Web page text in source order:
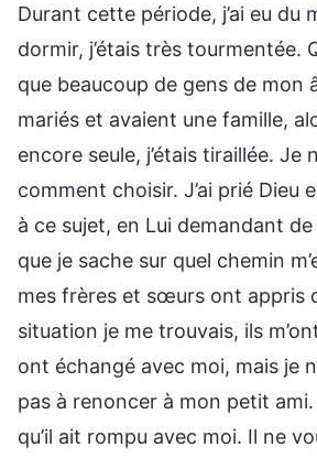
Durant cette période, j’ai eu du
dormir, j’étais très tourmentée.
que beaucoup de gens de mon
mariés et avaient une famille,
encore seule, j’étais tiraillée. Je
comment choisir. J’ai prié Dieu
à ce sujet, en Lui demandant
que je sache sur quel chemin
mes frères et sœurs ont appris
situation je me trouvais, ils
ont échangé avec moi, mais je
pas à renoncer à mon petit ami.
qu’il ait rompu avec moi. Il ne